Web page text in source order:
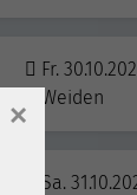
Fr.
Weiden
Sa.
×